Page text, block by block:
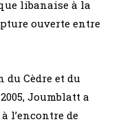
libanaise à la
ouverte entre
du Cèdre et du
Joumblatt a
l’encontre de